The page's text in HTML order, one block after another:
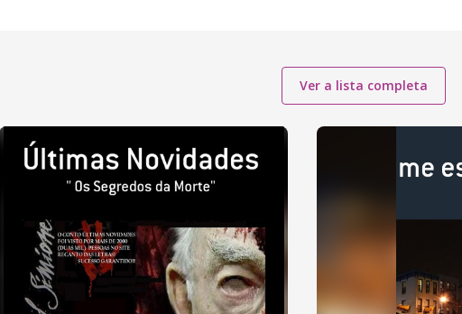
Ver a lista completa